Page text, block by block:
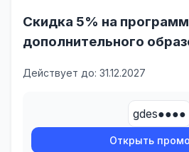
Скидка 5% на
дополнительного
Действует до: 31.12.2027
gdes●●●●
Открыть